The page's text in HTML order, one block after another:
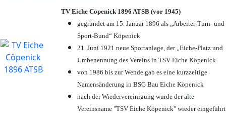
TV Eiche Cöpenick 1896 ATSB (vor 1945)
gegründet am 15. Januar 1896 als „Arbeiter-Turn- und
Sport-Bund“ Köpenick
21. Juni 1921 neue Sportanlage, der „Eiche-Platz und
Umbenennung des Vereins in TSV Eiche Köpenick
von 1986 bis zur Wende gab es eine kurzzeitige
Namensänderung in BSG Bau Eiche Köpenick
nach der Wiedervereinigung wurde der alte
Vereinsname "TSV Eiche Köpenick" wieder eingeführt